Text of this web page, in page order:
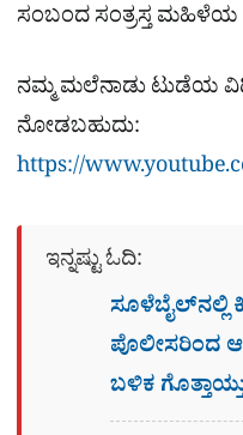
ಸಂಬಂದ ಸಂತ್ರಸ್ತ ಮಹಿಳೆಯ
ನಮ್ಮ ಮಲೆನಾಡು ಟುಡೆಯ
ನೋಡಬಹುದು:
https://
ಇನ್ನಷ್ಟು ಓದಿ:
ಸೂಳೆಬೈಲ್​ನಲ್ಲಿ
ಪೊಲೀಸರಿಂದ
ಬಳಿಕ